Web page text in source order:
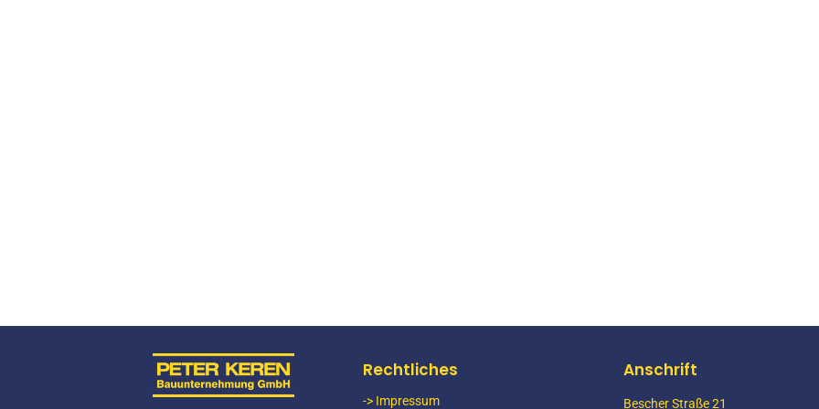
Asphaltbau Wadgassen Radweg
Rechtliches
-> Impressum
Anschrift
Bescher Straße 21